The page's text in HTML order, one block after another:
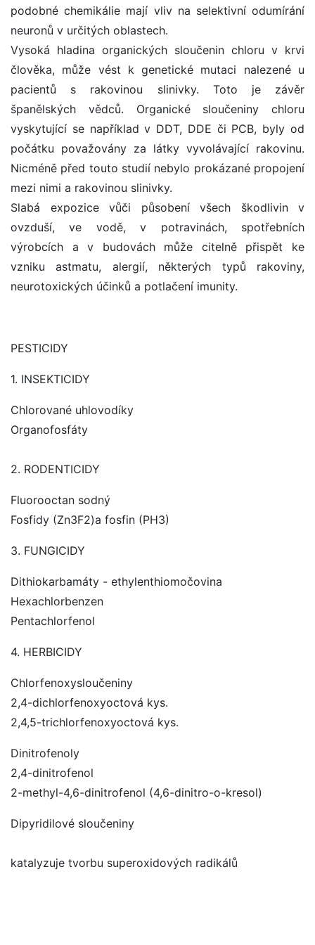
podobné chemikálie mají vliv na selektivní odumírání
neuronů v určitých oblastech.
Vysoká hladina organických sloučenin chloru v krvi
člověka, může vést k genetické mutaci nalezené u
pacientů s rakovinou slinivky. Toto je závěr
španělských vědců. Organické sloučeniny chloru
vyskytující se například v DDT, DDE či PCB, byly od
počátku považovány za látky vyvolávající rakovinu.
Nicméně před touto studií nebylo prokázané propojení
mezi nimi a rakovinou slinivky.
Slabá expozice vůči působení všech škodlivin v
ovzduší, ve vodě, v potravinách, spotřebních
výrobcích a v budovách může citelně přispět ke
vzniku astmatu, alergií, některých typů rakoviny,
neurotoxických účinků a potlačení imunity.
PESTICIDY
1. INSEKTICIDY
Chlorované uhlovodíky
Organofosfáty
2. RODENTICIDY
Fluorooctan sodný
Fosfidy (Zn3F2)a fosfin (PH3)
3. FUNGICIDY
Dithiokarbamáty - ethylenthiomočovina
Hexachlorbenzen
Pentachlorfenol
4. HERBICIDY
Chlorfenoxysloučeniny
2,4-dichlorfenoxyoctová kys.
2,4,5-trichlorfenoxyoctová kys.
Dinitrofenoly
2,4-dinitrofenol
2-methyl-4,6-dinitrofenol (4,6-dinitro-o-kresol)
Dipyridilové sloučeniny
katalyzuje tvorbu superoxidových radikálů